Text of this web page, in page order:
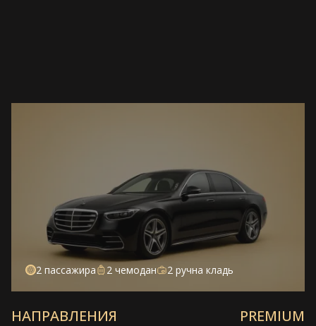
2 пассажира 2 чемодан 2 ручна кладь
НАПРАВЛЕНИЯ PREMIUM